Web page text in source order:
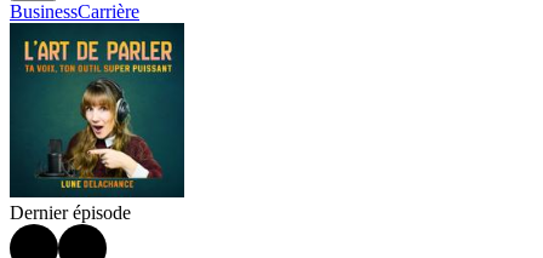
BusinessCarrière
Dernier épisode